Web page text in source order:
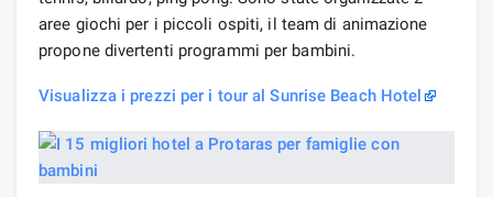
aree giochi per i piccoli ospiti, il team di animazione
propone divertenti programmi per bambini.
Visualizza i prezzi per i tour al Sunrise Beach Hotel